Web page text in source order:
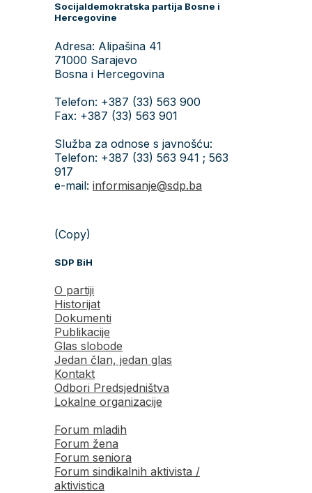
Socijaldemokratska partija Bosne i
Hercegovine
Adresa: Alipašina 41
71000 Sarajevo
Bosna i Hercegovina
Telefon: +387 (33) 563 900
Fax: +387 (33) 563 901
Služba za odnose s javnošću:
Telefon: +387 (33) 563 941 ; 563
917
e-mail: informisanje@sdp.ba
(Copy)
SDP BiH
O partiji
Historijat
Dokumenti
Publikacije
Glas slobode
Jedan član, jedan glas
Kontakt
Odbori Predsjedništva
Lokalne organizacije
Forum mladih
Forum žena
Forum seniora
Forum sindikalnih aktivista /
aktivistica